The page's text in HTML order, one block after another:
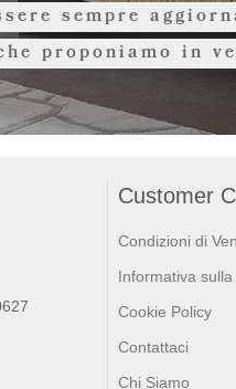
sempre
proponiamo in
Customer
Condizioni di
Informativa
Cookie Policy
Contattaci
Chi Siamo